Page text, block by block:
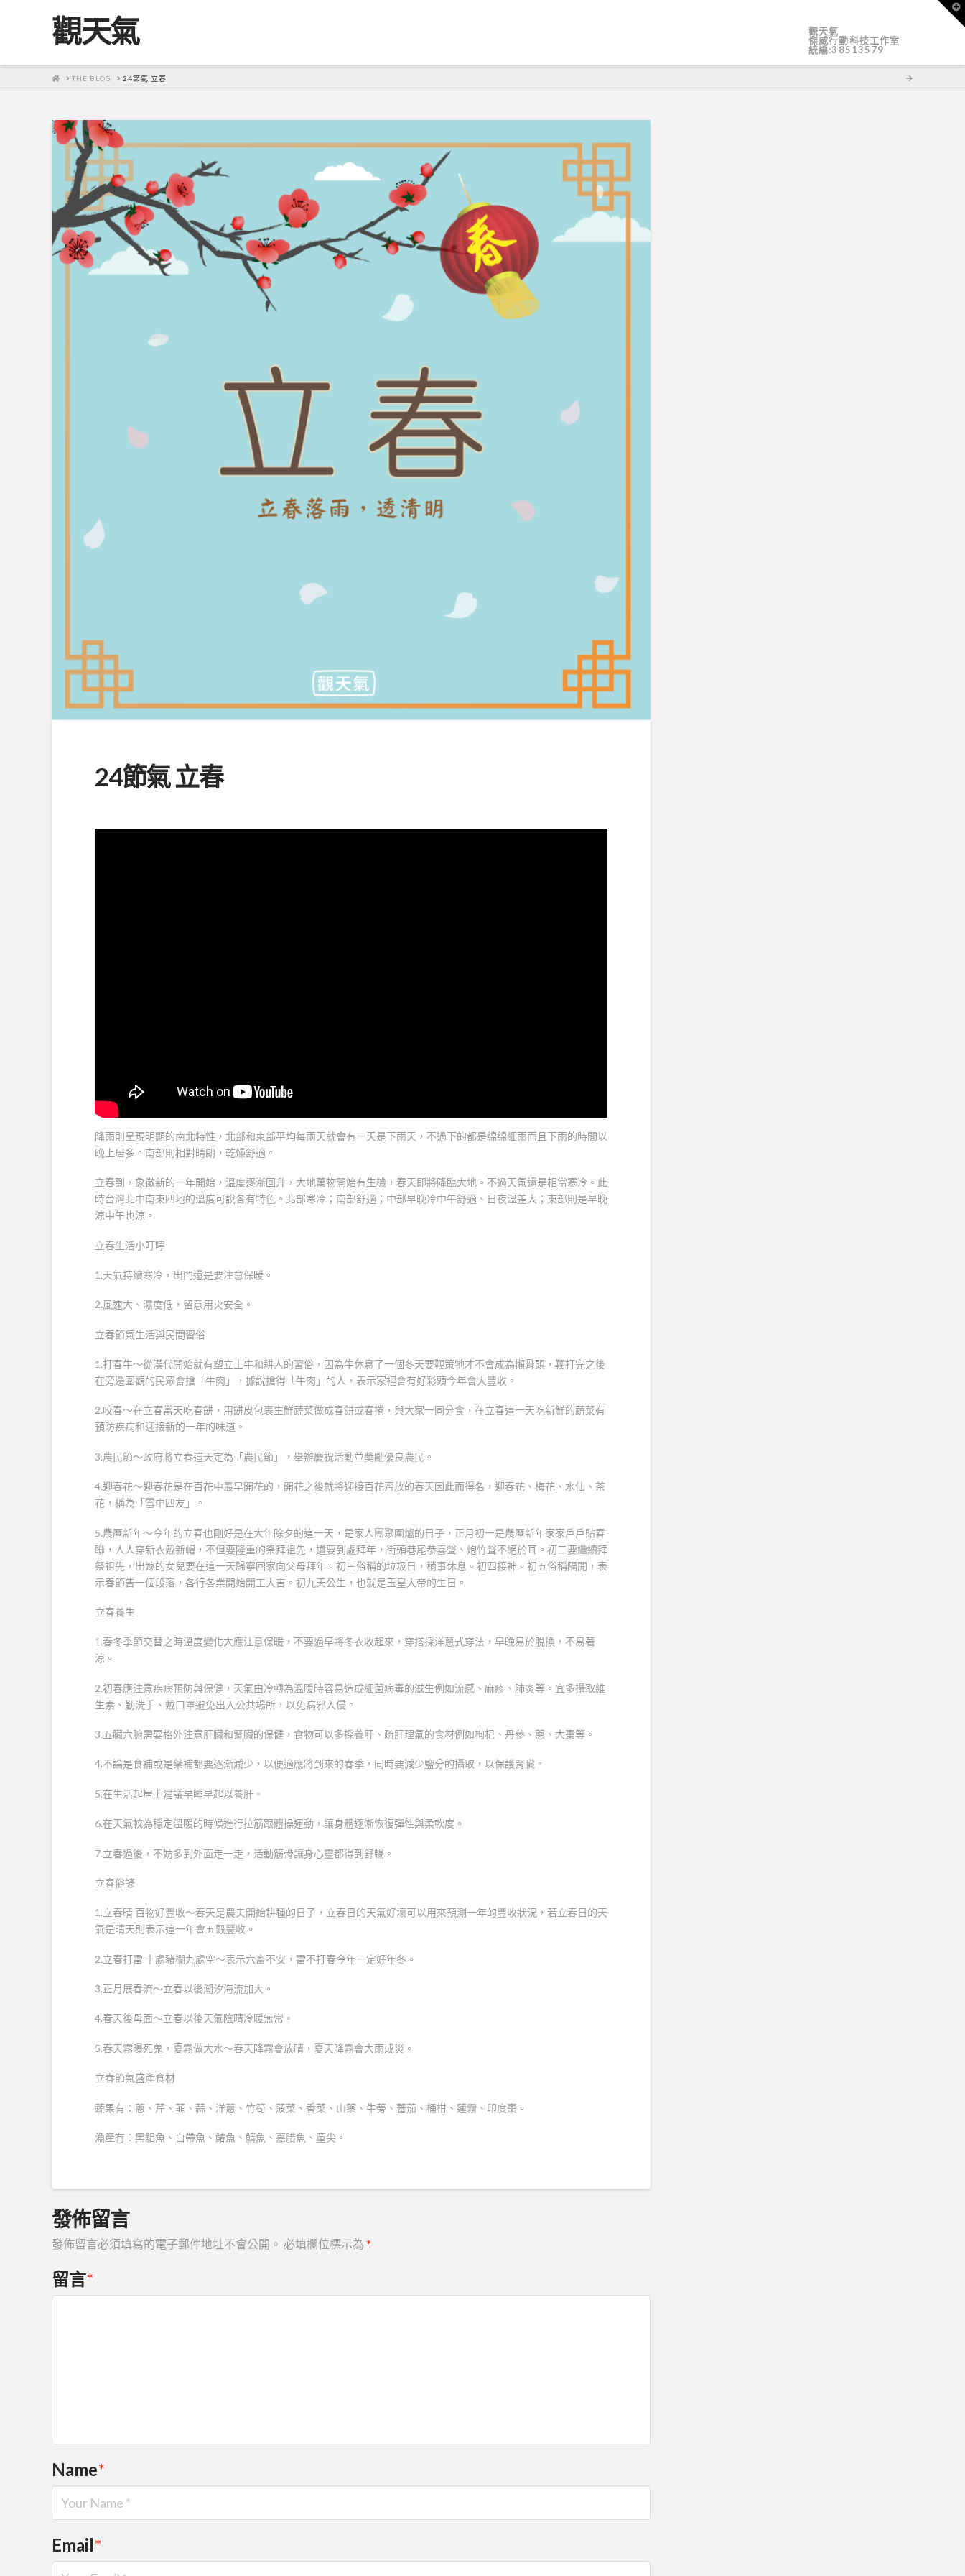
觀天氣
觀天氣
傑威行動科技工作室
統編:38513579
HOME
THE BLOG 24節氣 立春
24節氣 立春
降雨則呈現明顯的南北特性，北部和東部平均每兩天就會有一天是下雨天，不過下的都是綿綿細雨而且下雨的時間以
晚上居多。南部則相對晴朗，乾燥舒適。
立春到，象徵新的一年開始，溫度逐漸回升，大地萬物開始有生機，春天即將降臨大地。不過天氣還是相當寒冷。此
時台灣北中南東四地的溫度可說各有特色。北部寒冷；南部舒適；中部早晚冷中午舒適、日夜溫差大；東部則是早晚
涼中午也涼。
立春生活小叮嚀
1.天氣持續寒冷，出門還是要注意保暖。
2.風速大、濕度低，留意用火安全。
立春節氣生活與民間習俗
1.打春牛～從漢代開始就有塑立土牛和耕人的習俗，因為牛休息了一個冬天要鞭策牠才不會成為懶骨頭，鞕打完之後
在旁邊圍觀的民眾會搶「牛肉」，據說搶得「牛肉」的人，表示家裡會有好彩頭今年會大豐收。
2.咬春～在立春當天吃春餅，用餅皮包裹生鮮蔬菜做成春餅或春捲，與大家一同分食，在立春這一天吃新鮮的蔬菜有
預防疾病和迎接新的一年的味道。
3.農民節～政府將立春這天定為「農民節」，舉辦慶祝活動並奬勵優良農民。
4.迎春花～迎春花是在百花中最早開花的，開花之後就將迎接百花齊放的春天因此而得名，迎春花、梅花、水仙、茶
花，稱為「雪中四友」。
5.農曆新年～今年的立春也剛好是在大年除夕的這一天，是家人團聚圍爐的日子，正月初一是農曆新年家家戶戶貼春
聯，人人穿新衣戴新帽，不但要隆重的祭拜祖先，還要到處拜年，街頭巷尾恭喜聲、炮竹聲不絕於耳。初二要繼續拜
祭祖先，出嫁的女兒要在這一天歸寧回家向父母拜年。初三俗稱的垃圾日，稍事休息。初四接神。初五俗稱隔開，表
示春節告一個段落，各行各業開始開工大吉。初九天公生，也就是玉皇大帝的生日。
立春養生
1.春冬季節交替之時溫度變化大應注意保暖，不要過早將冬衣收起來，穿搭採洋蔥式穿法，早晚易於脫換，不易著
涼。
2.初春應注意疾病預防與保健，天氣由冷轉為溫暖時容易造成細菌病毒的滋生例如流感、麻疹、肺炎等。宜多攝取維
生素、勤洗手、戴口罩避免出入公共場所，以免病邪入侵。
3.五臟六腑需要格外注意肝臟和腎臟的保健，食物可以多採養肝、疏肝理氣的食材例如枸杞、丹參、蔥、大棗等。
4.不論是食補或是藥補都要逐漸減少，以便適應將到來的春季，同時要減少鹽分的攝取，以保護腎臟。
5.在生活起居上建議早睡早起以養肝。
6.在天氣較為穩定溫暖的時候進行拉筋跟體操運動，讓身體逐漸恢復彈性與柔軟度。
7.立春過後，不妨多到外面走一走，活動筋骨讓身心靈都得到舒暢。
立春俗諺
1.立春晴 百物好豐收～春天是農夫開始耕種的日子，立春日的天氣好壞可以用來預測一年的豐收狀況，若立春日的天
氣是晴天則表示這一年會五穀豐收。
2.立春打雷 十處豬欄九處空～表示六畜不安，雷不打春今年一定好年冬。
3.正月展春流～立春以後潮汐海流加大。
4.春天後母面～立春以後天氣陰晴冷暖無常。
5.春天霧曝死鬼，夏霧做大水～春天降霧會放晴，夏天降霧會大雨成災。
立春節氣盛產食材
蔬果有：蔥、芹、韮、蒜、洋蔥、竹筍、菠菜、香菜、山藥、牛蒡、蕃茄、桶柑、蓮霧、印度棗。
漁產有：黑鯧魚、白帶魚、鰆魚、鯖魚、嘉腊魚、童尖。
發佈留言
發佈留言必須填寫的電子郵件地址不會公開。 必填欄位標示為 *
留言*
Name*
Email*